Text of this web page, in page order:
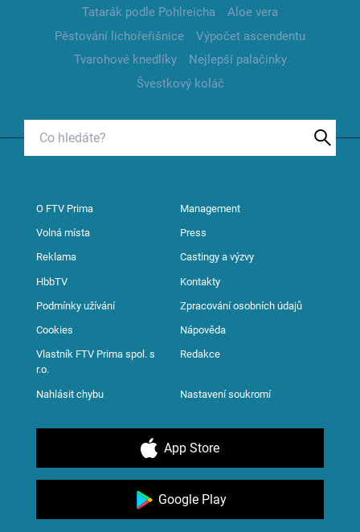
Tatarák podle Pohlreicha
Aloe vera
Pěstování lichořeřišnice
Výpočet ascendentu
Tvarohové knedlíky
Nejlepší palačinky
Švestkový koláč
O FTV Prima Management
Volná místa Press
Reklama Castingy a výzvy
HbbTV Kontakty
Podmínky užívání Zpracování osobních údajů
Cookies Nápověda
Vlastník FTV Prima spol. s
r.o.
Redakce
Nahlásit chybu Nastavení soukromí
App Store
Google Play